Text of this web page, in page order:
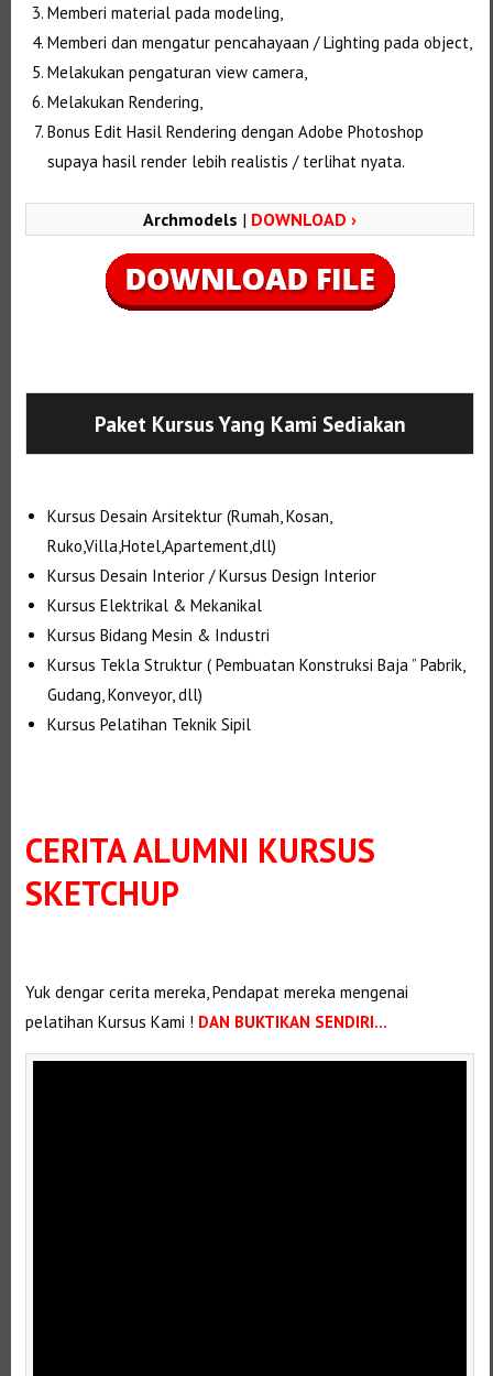
Memberi material pada modeling,
Memberi dan mengatur pencahayaan / Lighting pada object,
Melakukan pengaturan view camera,
Melakukan Rendering,
Bonus Edit Hasil Rendering dengan Adobe Photoshop
supaya hasil render lebih realistis / terlihat nyata.
Archmodels | DOWNLOAD ›
Paket Kursus Yang Kami Sediakan
Kursus Desain Arsitektur (Rumah, Kosan,
Ruko,Villa,Hotel,Apartement,dll)
Kursus Desain Interior / Kursus Design Interior
Kursus Elektrikal & Mekanikal
Kursus Bidang Mesin & Industri
Kursus Tekla Struktur ( Pembuatan Konstruksi Baja ” Pabrik,
Gudang, Konveyor, dll)
Kursus Pelatihan Teknik Sipil
CERITA ALUMNI KURSUS
SKETCHUP
Yuk dengar cerita mereka, Pendapat mereka mengenai
pelatihan Kursus Kami ! DAN BUKTIKAN SENDIRI…